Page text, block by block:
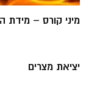
מיני קורס –
יציאת מצרים